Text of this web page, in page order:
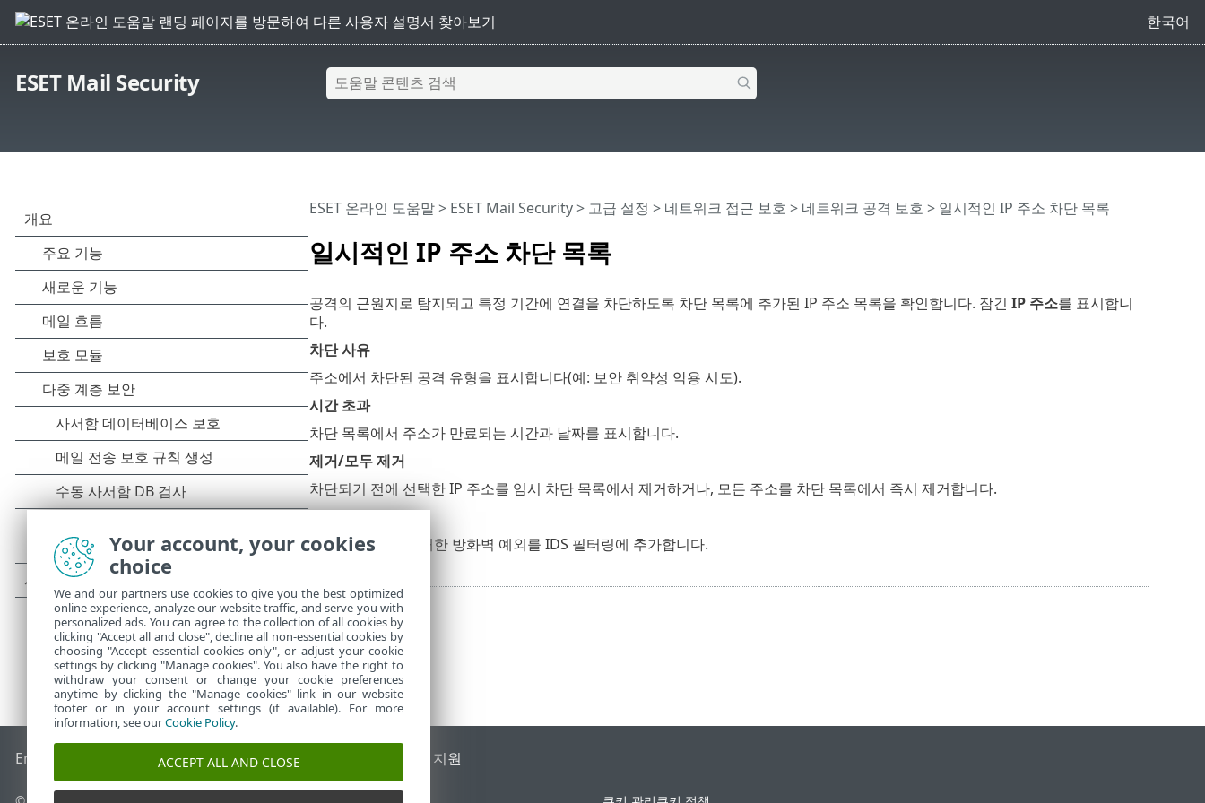
한국어
ESET Mail Security
일시적인 IP 주소 차단 목록
ESET 온라인 도움말> ESET Mail Security> 고급 설정 > 네트워크 접근 보호 > 네트워크 공격 보호 > 일시적인 IP 주소 차단 목록
공격의 근원지로 탐지되고 특정 기간에 연결을 차단하도록 차단 목록에 추가된 IP 주소 목록을 확인합니다. 잠긴 IP 주소를 표시합니
다.
차단 사유
주소에서 차단된 공격 유형을 표시합니다(예: 보안 취약성 악용 시도).
시간 초과
차단 목록에서 주소가 만료되는 시간과 날짜를 표시합니다.
제거/모두 제거
차단되기 전에 선택한 IP 주소를 임시 차단 목록에서 제거하거나, 모든 주소를 차단 목록에서 즉시 제거합니다.
예외 추가
선택한 IP 주소에 대한 방화벽 예외를 IDS 필터링에 추가합니다.
End of Life ESET 지식 베이스ESET 포럼ESET Status Portal 국가별 지원
Your account, your cookies
choice
We and our partners use cookies to give you the best optimized
online experience, analyze our website traffic, and serve you with
personalized ads. You can agree to the collection of all cookies by
clicking "Accept all and close", decline all non-essential cookies by
choosing "Accept essential cookies only", or adjust your cookie
settings by clicking "Manage cookies". You also have the right to
withdraw your consent or change your cookie preferences
anytime by clicking the "Manage cookies" link in our website
footer or in your account settings (if available). For more
information, see ourCookie Policy.
ACCEPT ALL AND CLOSE